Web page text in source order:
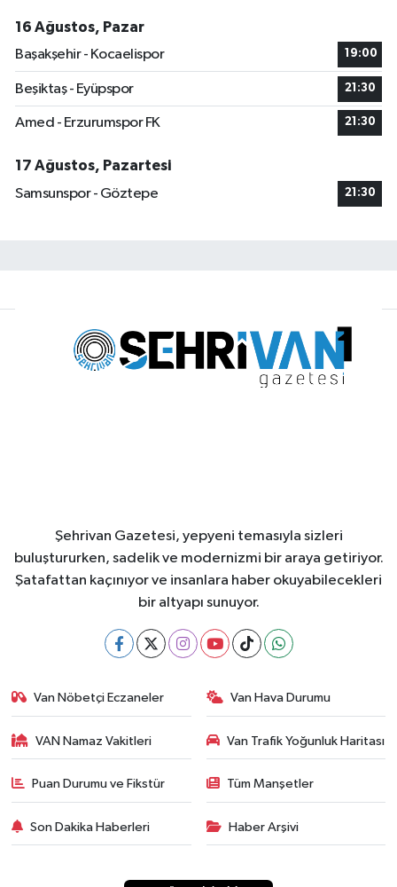
16 Ağustos, Pazar
Başakşehir - Kocaelispor
19:00
Beşiktaş - Eyüpspor 21:30
Amed - Erzurumspor FK 21:30
17 Ağustos, Pazartesi
Samsunspor - Göztepe
21:30
Şehrivan Gazetesi, yepyeni temasıyla sizleri
buluştururken, sadelik ve modernizmi bir araya getiriyor.
Şatafattan kaçınıyor ve insanlara haber okuyabilecekleri
bir altyapı sunuyor.
Van Nöbetçi Eczaneler Van Hava Durumu
VAN Namaz Vakitleri Van Trafik Yoğunluk Haritası
Puan Durumu ve Fikstür Tüm Manşetler
Son Dakika Haberleri Haber Arşivi